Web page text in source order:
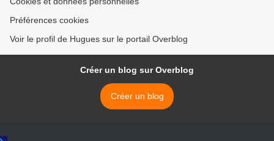
Préférences cookies
Voir le profil de Hugues sur le portail Overblog
Créer un blog sur Overblog
Créer un blog